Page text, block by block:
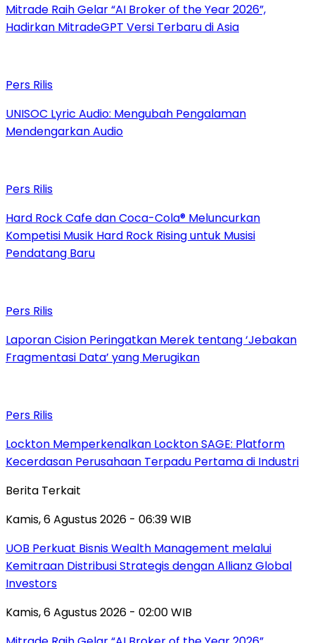
Mitrade Raih Gelar “AI Broker of the Year 2026”,
Hadirkan MitradeGPT Versi Terbaru di Asia
Pers Rilis
UNISOC Lyric Audio: Mengubah Pengalaman
Mendengarkan Audio
Pers Rilis
Hard Rock Cafe dan Coca-Cola® Meluncurkan
Kompetisi Musik Hard Rock Rising untuk Musisi
Pendatang Baru
Pers Rilis
Laporan Cision Peringatkan Merek tentang ‘Jebakan
Fragmentasi Data’ yang Merugikan
Pers Rilis
Lockton Memperkenalkan Lockton SAGE: Platform
Kecerdasan Perusahaan Terpadu Pertama di Industri
Berita Terkait
Kamis, 6 Agustus 2026 - 06:39 WIB
UOB Perkuat Bisnis Wealth Management melalui
Kemitraan Distribusi Strategis dengan Allianz Global
Investors
Kamis, 6 Agustus 2026 - 02:00 WIB